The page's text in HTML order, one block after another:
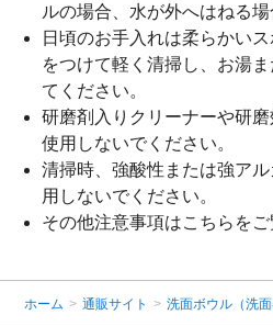
ルの場合、水が外へはねる場
日頃のお手入れは柔らかい
をつけて軽く清掃し、お湯
てください。
研磨剤入りクリーナーや研
使用しないでください。
清掃時、強酸性または強ア
用しないでください。
その他注意事項はこちら をご
ホーム > 通販サイト > 洗面ボウル（洗面